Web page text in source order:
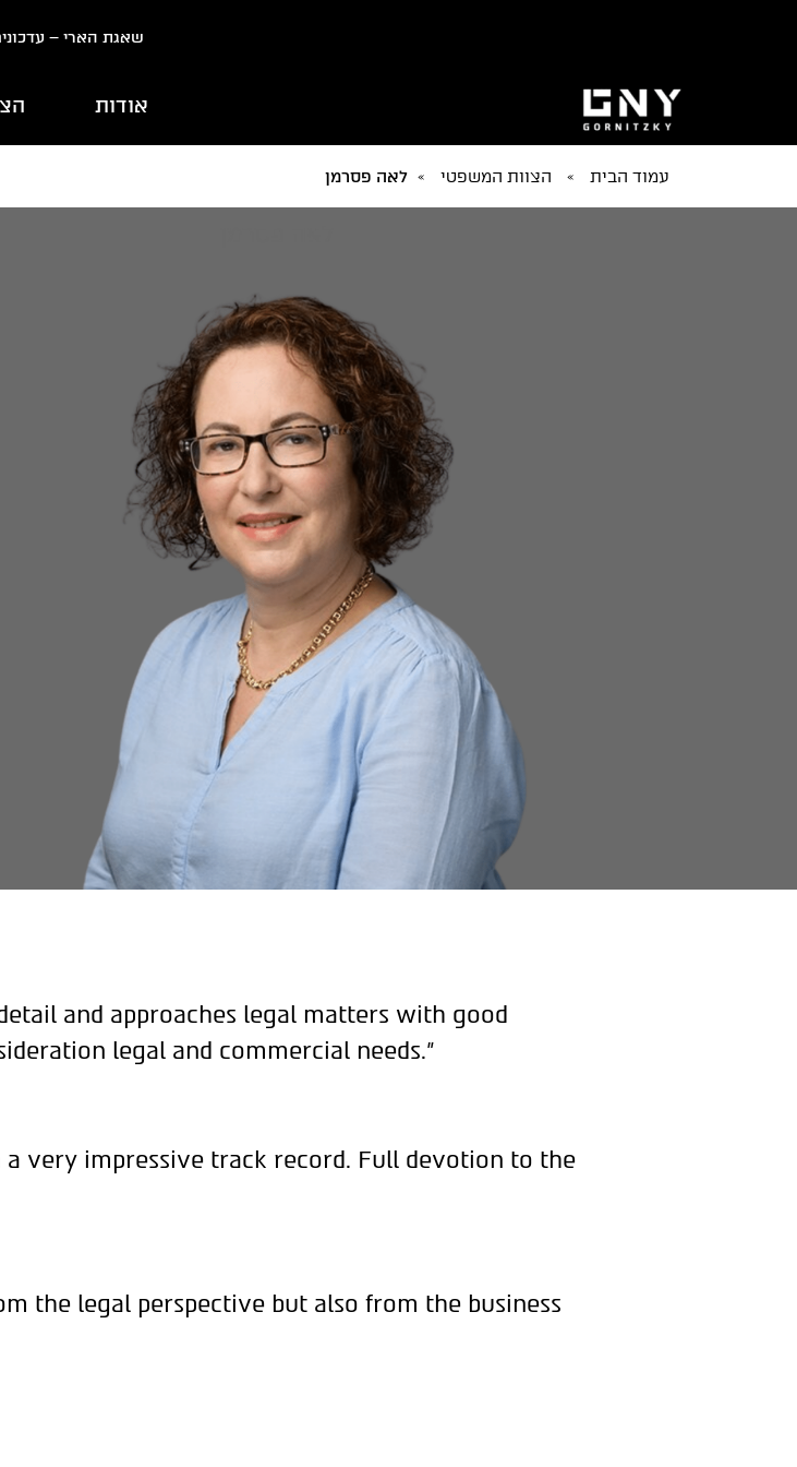
שאגת הארי –
אודות
עמוד הבית » הצוות המשפטי » לאה פסרמן
and approaches legal matters with good
legal and commercial needs."
very impressive track record. Full devotion to the
the legal perspective but also from the business